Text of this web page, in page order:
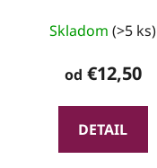
Skladom (>5 ks)
od €12,50
DETAIL